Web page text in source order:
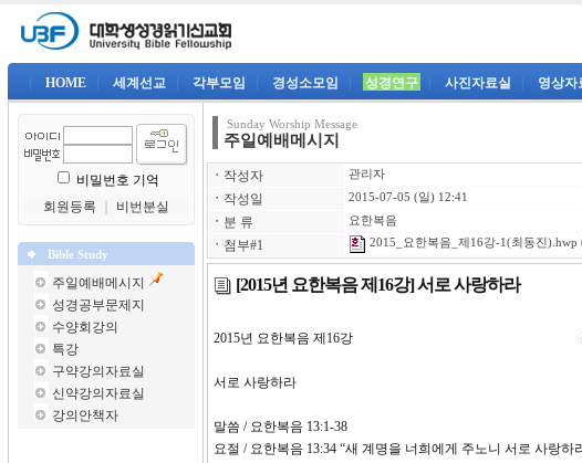
HOME 세계선교 각부모임 경성소모임 성경연구 사진자료실 영상자
비밀번호 기억
회원등록
비번분실
Bible Study
주일예배메시지
성경공부문제지
수양회강의
특강
구약강의자료실
신약강의자료실
강의안책자
Sunday Worship Message
주일예배메시지
ㆍ 작성자 관리자
ㆍ 작성일 2015-07-05 (일) 12:41
ㆍ 분 류 요한복음
ㆍ 첨부#1 2015_요한복음_제16강-1(최동진).hwp
[2015년 요한복음 제16강] 서로 사랑하라
2015년 요한복음 제16강 최
서로 사랑하라
말씀 / 요한복음 13:1-38
요절 / 요한복음 13:34 “새 계명을 너희에게 주노니 서로 사랑